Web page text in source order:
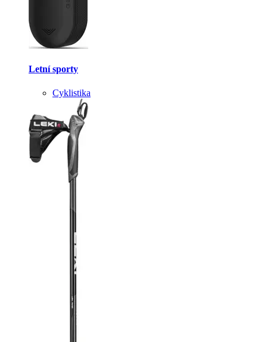
Letní sporty
Cyklistika